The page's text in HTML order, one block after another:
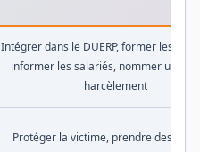
Intégrer dans le DUERP, former les
informer les salariés, nommer un
harcèlement
Protéger la victime, prendre des